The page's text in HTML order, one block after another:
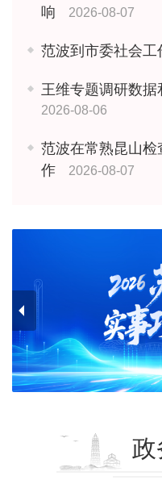
响
2026-08-07
范波到市委社会工
王维专题调研数
2026-08-06
范波在常熟昆山检
作
2026-08-07
政